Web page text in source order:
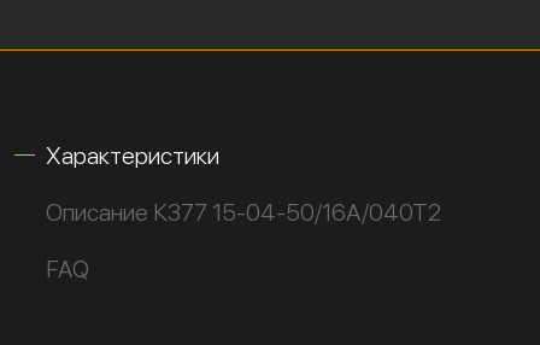
Характеристики
Описание К377 15-04-50/16А/040Т2
FAQ